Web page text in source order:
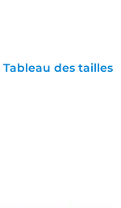
Tableau des tailles